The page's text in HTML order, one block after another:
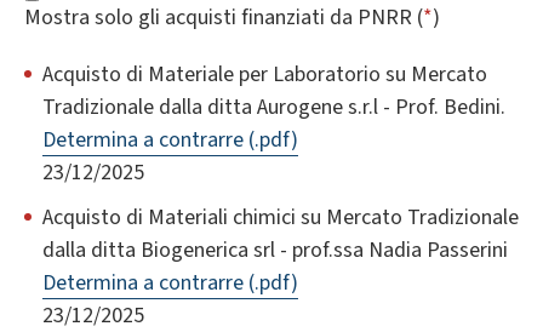
Mostra solo gli acquisti finanziati da PNRR (*)
Acquisto di Materiale per Laboratorio su Mercato
Tradizionale dalla ditta Aurogene s.r.l - Prof. Bedini.
Determina a contrarre (.pdf)
23/12/2025
Acquisto di Materiali chimici su Mercato Tradizionale
dalla ditta Biogenerica srl - prof.ssa Nadia Passerini
Determina a contrarre (.pdf)
23/12/2025